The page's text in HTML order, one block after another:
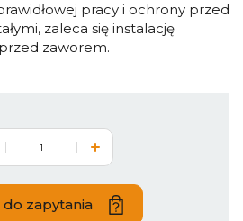
pracy i ochrony przed
zaleca się instalację
zaworem.
do zapytania